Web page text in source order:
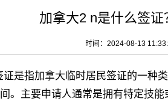
加拿大2 n是什么签
时间：2024-08-13
指加拿大临时居民签证的一种类
。主要申请人通常是拥有特定技